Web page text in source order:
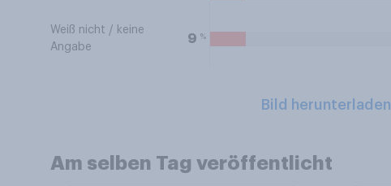
Weiß nicht / keine
Angabe
9 %
Bild herunterladen
Am selben Tag veröffentlicht